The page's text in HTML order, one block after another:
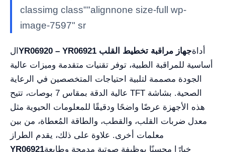
classimg class""alignnone size-full wp-
image-7597" sr
ال YR06920 – YR06921 جهاز مراقبة تخطيط القلبأداة
أساسية للمراقبة الطبية، توفر تقنيات متقدمة وميزات عالية
الجودة مصممة لتلبية احتياجات المتخصصين في الرعاية
الصحية. بشاشة TFT عالية الدقة بمقاس 7 بوصات، تتيح
هذه الأجهزة عرضًا واضحًا ودقيقًا للمعلومات الحيوية مثل
معدل ضربات القلب، والقطب، والطاقة المُعطاة، من بين
معلمات أخرى. علاوة على ذلك، يقدم الطراز
YR06921خيارًا محسنًا بوظيفة صوتية مدمجة وطابعة